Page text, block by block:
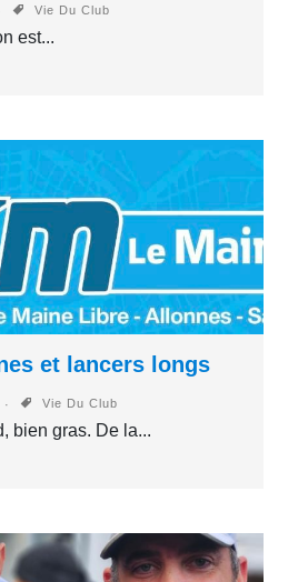
Vie Du Club
est...
et lancers longs
Vie Du Club
bien gras. De la...